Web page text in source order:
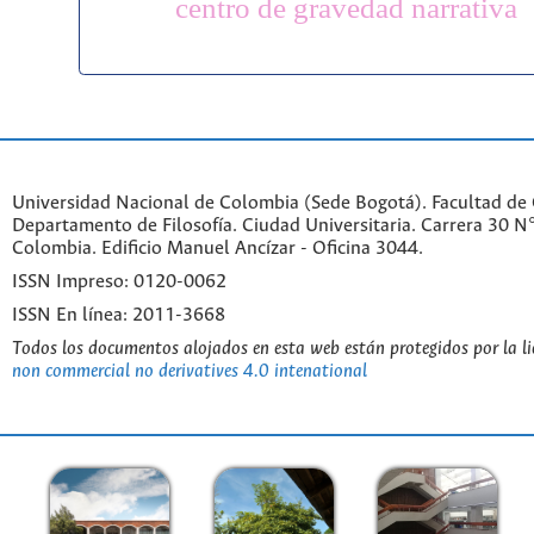
centro de gravedad narrativa
Universidad Nacional de Colombia (Sede Bogotá). Facultad de
Departamento de Filosofía. Ciudad Universitaria. Carrera 30
Colombia. Edificio Manuel Ancízar - Oficina 3044.
ISSN Impreso: 0120-0062
ISSN En línea: 2011-3668
Todos los documentos alojados en esta web están protegidos por la
non commercial no derivatives 4.0 intenational